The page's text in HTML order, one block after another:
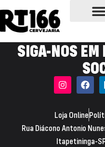
SIGA-NOS EM
Loja Online
Rua Diácono Antonio
Itapetininga-